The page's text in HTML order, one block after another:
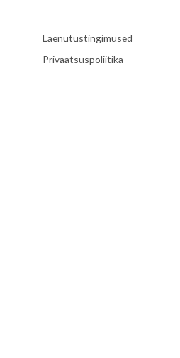
Laenutustingimused
Privaatsuspoliitika